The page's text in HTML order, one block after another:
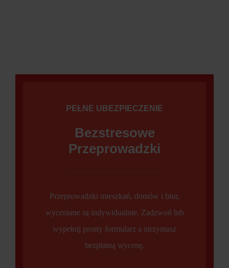
PEŁNE UBEZPIECZENIE
Bezstresowe
Przeprowadzki
Przeprowadzki mieszkań, domów i biur,
wyceniane są indywidualnie. Zadzwoń lub
wypełnij prosty formularz a otrzymasz
bezpłatną wycenę.